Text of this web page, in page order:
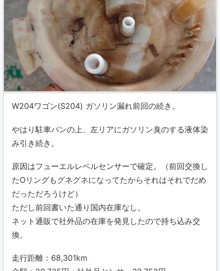
W204ワゴン(S204) ガソリン漏れ前回の続き。
やはり駐車パンの上、左リアにガソリン臭のする液体染
み引き続き。
原因はフューエルレベルセンサーで確定。（前回交換し
たOリングもグネグネになってたからそれはそれでだめ
だっただろうけど）
ただし前回書いた通り国内在庫なし。
ネット通販で社外品の在庫を発見したので持ち込み交
換。
走行距離：68,301km